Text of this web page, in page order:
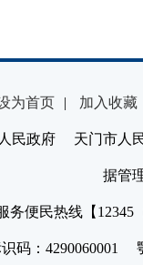
为首页 | 加入收藏
民政府 天门市人
据管
务便民热线【12345
码：4290060001